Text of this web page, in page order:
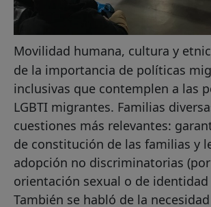
Movilidad humana, cultura y
de la importancia de políticas
inclusivas que contemplen a las
LGBTI migrantes. Familias
cuestiones más relevantes:
de constitución de las familias y
adopción no discriminatorias
orientación sexual o de identidad
También se habló de la